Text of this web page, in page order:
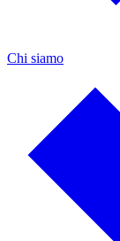
Chi siamo